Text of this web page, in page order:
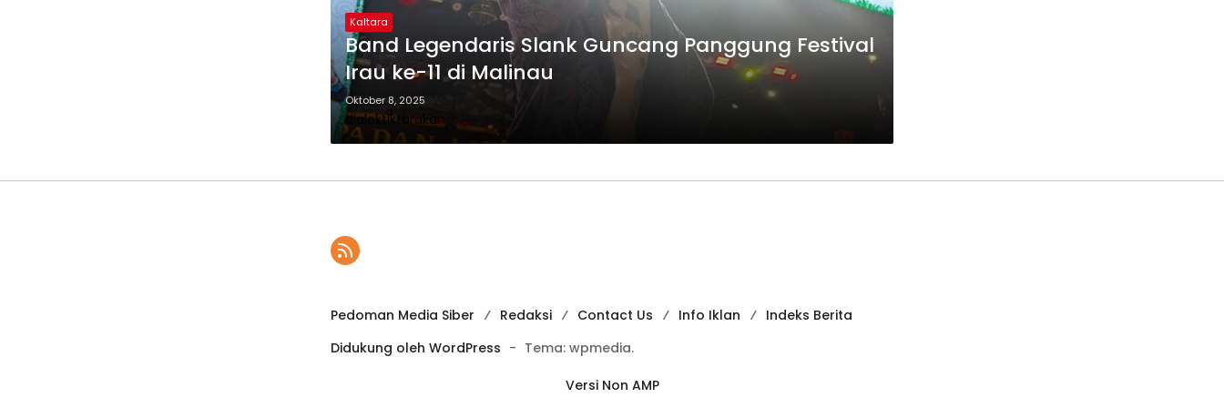
Kaltara
Band Legendaris Slank Guncang Panggung Festival
Irau ke-11 di Malinau
Oktober 8, 2025
dialektiktarakan
Pedoman Media Siber Redaksi Contact Us Info Iklan
Indeks Berita
Didukung oleh WordPress - Tema: wpmedia.
Versi Non AMP